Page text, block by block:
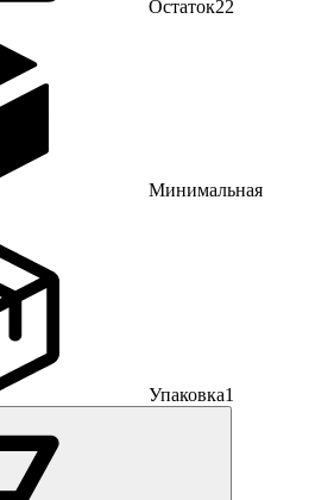
Остаток22
Минимальная
Упаковка1